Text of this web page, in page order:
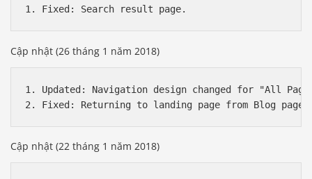
Cập nhật (26 tháng 1 năm 2018)
1. Updated: Navigation design changed for "All Page
Cập nhật (22 tháng 1 năm 2018)